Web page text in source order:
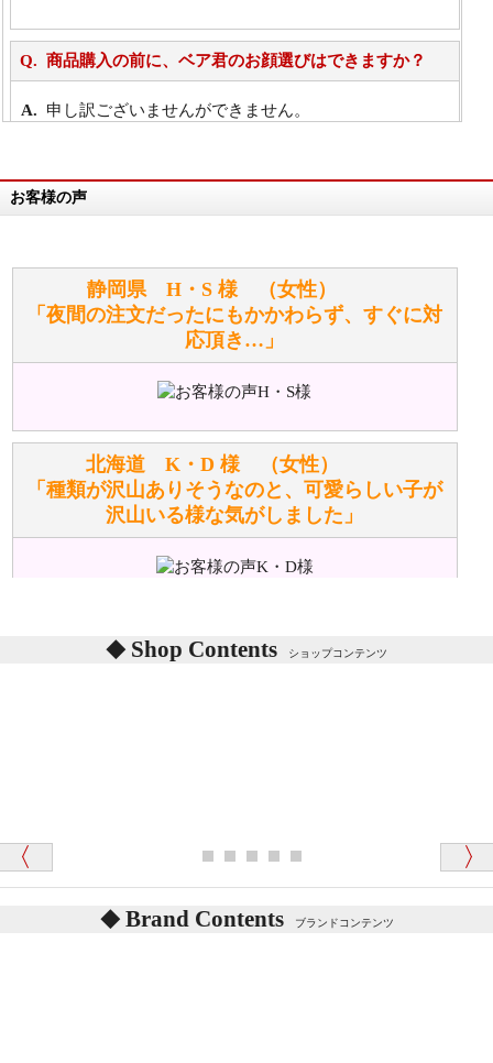
商品購入の前に、ベア君のお顔選びはできますか？
申し訳ございませんができません。
万が一欲しい商品が見つからない場合は、探して取り
お任せください！それは当店が謡っています「おも
てなしの心」で対応させていただきます。
シュタイフのぬいぐるみは洗濯できますか？ ぬいぐ
るみのお手入れ方法を教えてください。
詳しくはこちら をご覧ください。
ぬいぐるみの耳に付いているボタンやタグに、何か意
味などがありますか？
詳しくはこちらをご覧ください。
体をねかせたりおこしたりすると「グーグー」と鳴く
記載しておりますので、ぜひ探してみてください。
お客様の声
静岡県 H・S 様 （女性）
「夜間の注文だったにもかかわらず、すぐに対
応頂き…」
北海道 K・D 様 （女性）
「種類が沢山ありそうなのと、可愛らしい子が
沢山いる様な気がしました」
東京都 M・K 様 （女性）
「対応はどちらも丁寧でした。値段と他の融通
「商品説明が細やかで丁寧であったことです」
Shop Contents ショップコンテンツ
Brand Contents ブランドコンテンツ